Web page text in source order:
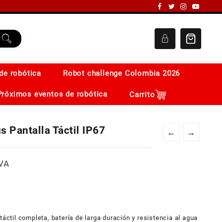
robótica Robot challenge Colombia 2026
eventos de robótica Carrito
← →
Pantalla Táctil IP67
completa, batería de larga duración y resistencia al agua